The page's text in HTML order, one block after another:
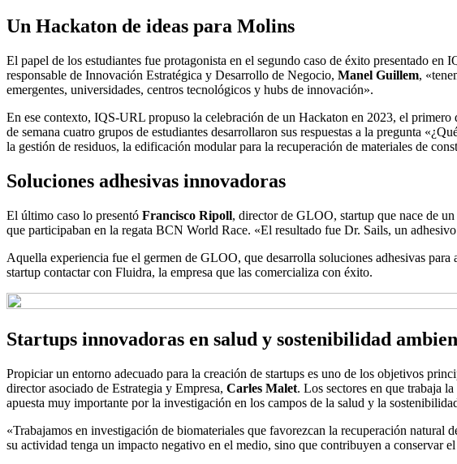
Un Hackaton de ideas para Molins
El papel de los estudiantes fue protagonista en el segundo caso de éxito presentado
responsable de Innovación Estratégica y Desarrollo de Negocio, Manel Guillem,
emergentes, universidades, centros tecnológicos y hubs de innovación».
En ese contexto, IQS-URL propuso la celebración de un Hackaton en 2023, el
de semana cuatro grupos de estudiantes desarrollaron sus respuestas a la pregunta
la gestión de residuos, la edificación modular para la recuperación de materiales de
Soluciones adhesivas innovadoras
El último caso lo presentó Francisco Ripoll, director de GLOO, startup que nace de
que participaban en la regata BCN World Race. «El resultado fue Dr. Sails, un
Aquella experiencia fue el germen de GLOO, que desarrolla soluciones adhesivas
startup contactar con Fluidra, la empresa que las comercializa con éxito.
Startups innovadoras en salud y sostenibilidad
Propiciar un entorno adecuado para la creación de startups es uno de los objetivos
director asociado de Estrategia y Empresa, Carles Malet. Los sectores en que trabaja
apuesta muy importante por la investigación en los campos de la salud y la
«Trabajamos en investigación de biomateriales que favorezcan la recuperación natural
su actividad tenga un impacto negativo en el medio, sino que contribuyen a conservar